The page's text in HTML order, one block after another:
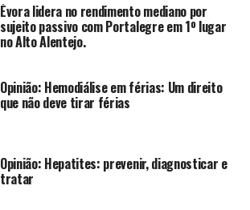
Évora lidera no rendimento mediano por
sujeito passivo com Portalegre em 1º lugar
no Alto Alentejo.
Opinião: Hemodiálise em férias: Um direito
que não deve tirar férias
Opinião: Hepatites: prevenir, diagnosticar e
tratar